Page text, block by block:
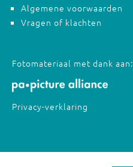
Algemene voorwaarden
Vragen of klachten
Fotomateriaal met dank aan:
Privacy-verklaring